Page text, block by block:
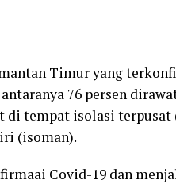
Timur yang
76 persen
di tempat isolasi
(isoman).
Covid-19 dan